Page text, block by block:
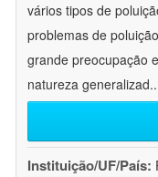
vários tipos de
problemas de
grande preocupação
natureza generalizad
Instituição/UF/País: